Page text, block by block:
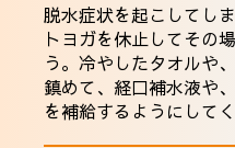
脱水症状を起こしてし
トヨガを休止してその
う。冷やしたタオルや
鎮めて、経口補水液や
を補給するようにしてく